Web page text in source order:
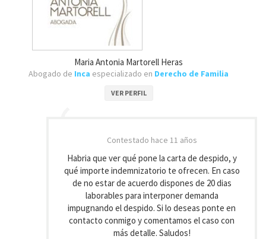
Maria Antonia Martorell Heras
Abogado de Inca especializado en Derecho de Familia
VER PERFIL
Contestado hace 11 años
Habria que ver qué pone la carta de despido, y
qué importe indemnizatorio te ofrecen. En caso
de no estar de acuerdo dispones de 20 dias
laborables para interponer demanda
impugnando el despido. Si lo deseas ponte en
contacto conmigo y comentamos el caso con
más detalle. Saludos!